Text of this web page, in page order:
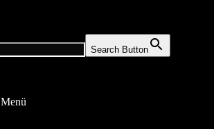
Search Button
Menü